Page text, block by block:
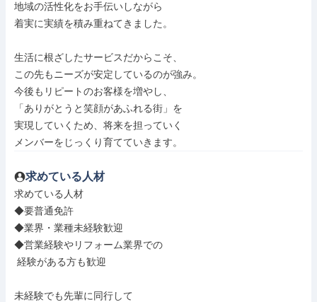
地域の活性化をお手伝いしながら
着実に実績を積み重ねてきました。
生活に根ざしたサービスだからこそ、
この先もニーズが安定しているのが強み。
今後もリピートのお客様を増やし、
「ありがとうと笑顔があふれる街」を
実現していくため、将来を担っていく
メンバーをじっくり育てていきます。
求めている人材
求めている人材
◆要普通免許
◆業界・業種未経験歓迎
◆営業経験やリフォーム業界での
未経験でも先輩に同行して